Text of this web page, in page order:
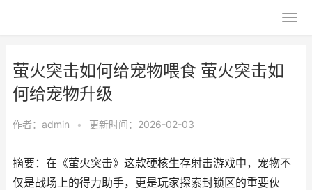
萤火突击如何给宠物喂食 萤火突击如
何给宠物升级
作者： admin • 更新时间：2026-02-03
摘要：在《萤火突击》这款硬核生存射击游戏中，宠物不
仅是战场上的得力助手，更是玩家探索封锁区的重要伙